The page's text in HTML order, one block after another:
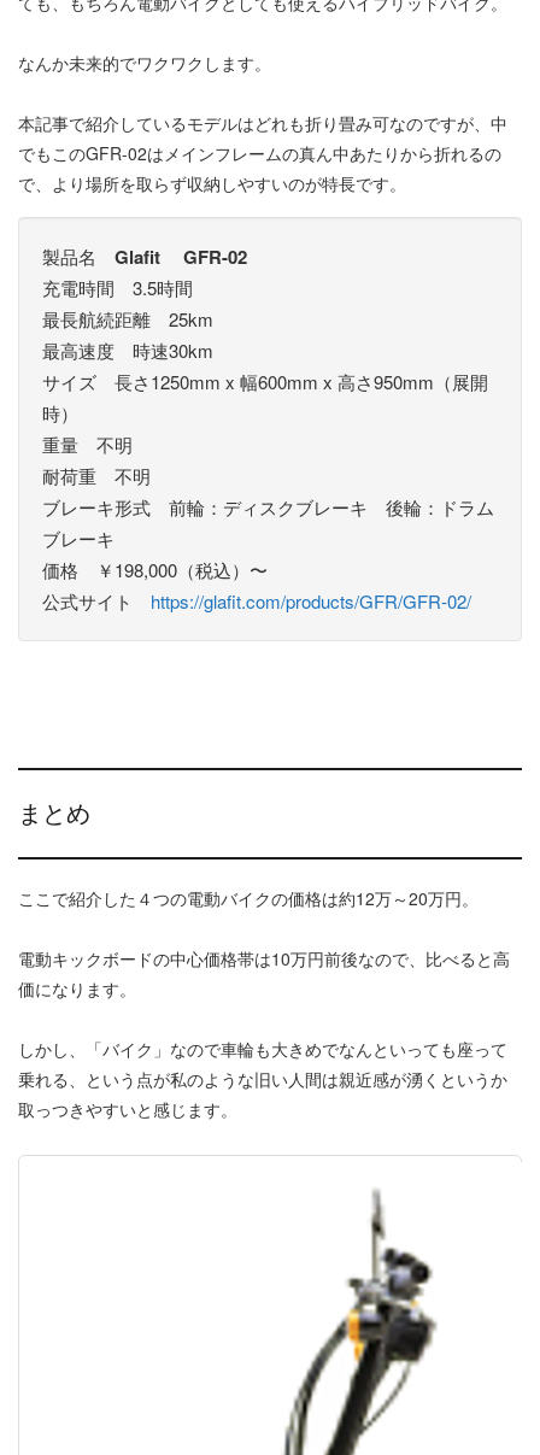
なんか未来的でワクワクします。
本記事で紹介しているモデルはどれも折り畳み可なのですが、中
でもこのGFR-02はメインフレームの真ん中あたりから折れるの
で、より場所を取らず収納しやすいのが特長です。
製品名 Glafit GFR-02
充電時間 3.5時間
最長航続距離 25km
最高速度 時速30km
サイズ 長さ1250mm x 幅600mm x 高さ950mm（展開
時）
重量 不明
耐荷重 不明
ブレーキ形式 前輪：ディスクブレーキ 後輪：ドラム
ブレーキ
価格 ￥198,000（税込）〜
公式サイト https://glafit.com/products/GFR/GFR-02/
まとめ
ここで紹介した４つの電動バイクの価格は約12万～20万円。
電動キックボードの中心価格帯は10万円前後なので、比べると高
価になります。
しかし、「バイク」なので車輪も大きめでなんといっても座って
乗れる、という点が私のような旧い人間は親近感が湧くというか
取っつきやすいと感じます。